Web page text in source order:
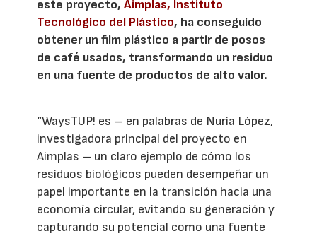
este proyecto, Aimplas, Instituto
Tecnológico del Plástico, ha conseguido
obtener un film plástico a partir de posos
de café usados, transformando un residuo
en una fuente de productos de alto valor.
“WaysTUP! es – en palabras de Nuria López,
investigadora principal del proyecto en
Aimplas – un claro ejemplo de cómo los
residuos biológicos pueden desempeñar un
papel importante en la transición hacia una
economía circular, evitando su generación y
capturando su potencial como una fuente